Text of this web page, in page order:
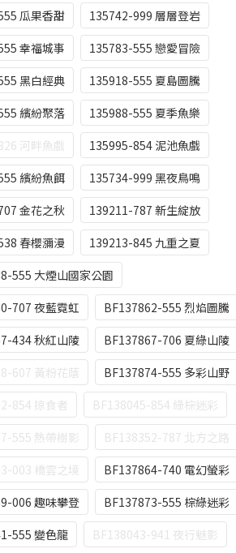
瓜果香甜
135742-999 層層登岩
幸福城事
135783-555 戀愛冒險
黑白經典
135918-555 夏島圖騰
繽紛聚落
135988-555 夏季魚樂
河畔魚戲
135995-854 泥池魚戲
繽紛魚餌
135734-999 黑夜鳥鳴
金花之秋
139211-787 新生綻放
春櫻瀰漫
139213-845 九重之夏
555 大煙山國家公園
707 夜藍霓虹
BF137862-555 烈焰圖騰
434 秋紅山陵
BF137867-706 夏綠山陵
607 黃粉花蔭
BF137874-555 多彩山野
854 掠食者
BF138045-854 綠棕迷彩
555 熱帶樹影
BF138352-787 北方之路
003 橋雲之境
BF137864-740 電幻螢彩
006 趣味攀登
BF137873-555 棕綠迷彩
555 變色龍
BF138043-941 夜行魅影